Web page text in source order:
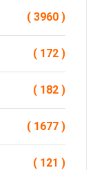
( 3960 )
( 172 )
( 182 )
( 1677 )
( 121 )